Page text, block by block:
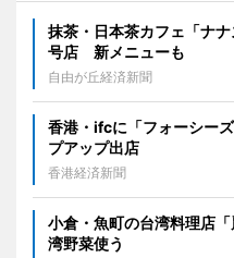
抹茶・日本茶カフェ「ナ
号店 新メニューも
自由が丘経済新聞
香港・ifcに「フォーシー
プアップ出店
香港経済新聞
小倉・魚町の台湾料理店
湾野菜使う